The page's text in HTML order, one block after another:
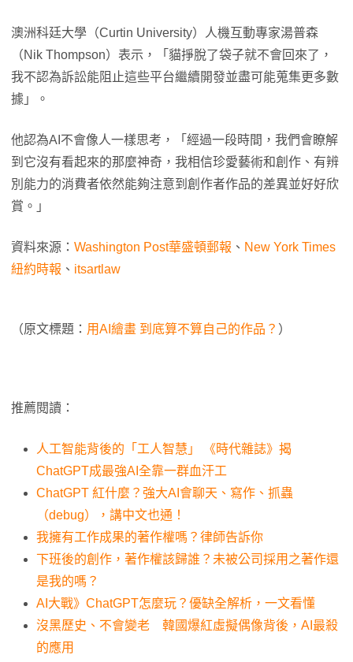
澳洲科廷大學（Curtin University）人機互動專家湯普森
（Nik Thompson）表示，「貓掙脫了袋子就不會回來了，
我不認為訴訟能阻止這些平台繼續開發並盡可能蒐集更多數
據」。
他認為AI不會像人一樣思考，「經過一段時間，我們會瞭解
到它沒有看起來的那麼神奇，我相信珍愛藝術和創作、有辨
別能力的消費者依然能夠注意到創作者作品的差異並好好欣
賞。」
資料來源： Washington Post華盛頓郵報 、 New York Times
紐約時報 、 itsartlaw
（原文標題： 用AI繪畫 到底算不算自己的作品？ ）
推薦閱讀：
人工智能背後的「工人智慧」 《時代雜誌》揭
ChatGPT成最強AI全靠一群血汗工
ChatGPT 紅什麼？強大AI會聊天、寫作、抓蟲
（debug），講中文也通！
我擁有工作成果的著作權嗎？律師告訴你
下班後的創作，著作權該歸誰？未被公司採用之著作還
是我的嗎？
AI大戰》ChatGPT怎麼玩？優缺全解析，一文看懂
沒黑歷史、不會變老 韓國爆紅虛擬偶像背後，AI最殺
的應用